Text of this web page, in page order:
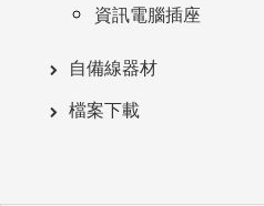
資訊電腦插座
自備線器材
檔案下載